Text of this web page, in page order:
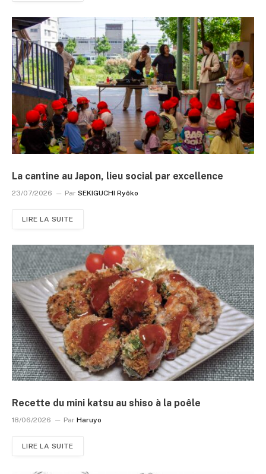
La cantine au Japon, lieu social par excellence
23/07/2026 Par SEKIGUCHI Ryôko
LIRE LA SUITE
Recette du mini katsu au shiso à la poêle
18/06/2026 Par Haruyo
LIRE LA SUITE